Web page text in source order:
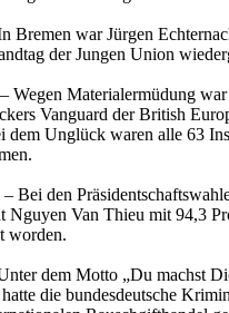
Bremen war Jürgen
der Jungen Union
Wegen Materialermüdung
Vanguard der British
dem Unglück waren alle 63
Bei den
Nguyen Van Thieu mit 94,3
worden.
dem Motto „Du machst
hatte die bundesdeutsche